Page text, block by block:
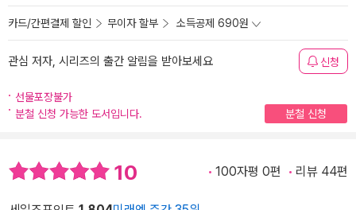
카드/간편결제 할인 무이자 할부 소득공제 690원
관심 저자, 시리즈의 출간 알림을 받아보세요 신청
선물포장불가
분철 신청 가능한 도서입니다.
분철 신청
10 100자평 0편 리뷰 44편